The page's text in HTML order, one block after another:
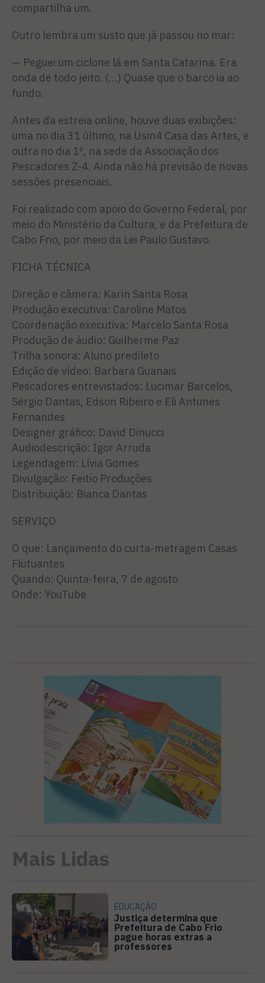
compartilha um.
Outro lembra um susto que já passou no mar:
— Peguei um ciclone lá em Santa Catarina. Era
onda de todo jeito. (...) Quase que o barco ia ao
fundo.
Antes da estreia online, houve duas exibições:
uma no dia 31 último, na Usin4 Casa das Artes, e
outra no dia 1º, na sede da Associação dos
Pescadores Z-4. Ainda não há previsão de novas
sessões presenciais.
Foi realizado com apoio do Governo Federal, por
meio do Ministério da Cultura, e da Prefeitura de
Cabo Frio, por meio da Lei Paulo Gustavo.
FICHA TÉCNICA
Direção e câmera: Karin Santa Rosa
Produção executiva: Caroline Matos
Coordenação executiva: Marcelo Santa Rosa
Produção de áudio: Guilherme Paz
Trilha sonora: Aluno predileto
Edição de vídeo: Barbara Guanais
Pescadores entrevistados: Lucimar Barcelos,
Sérgio Dantas, Edson Ribeiro e Eli Antunes
Fernandes
Designer gráfico: David Dinucci
Audiodescrição: Igor Arruda
Legendagem: Lívia Gomes
Divulgação: Feitio Produções
Distribuição: Bianca Dantas
SERVIÇO
O que: Lançamento do curta-metragem Casas
Flutuantes
Quando: Quinta-feira, 7 de agosto
Onde: YouTube
Mais Lidas
1
EDUCAÇÃO
Justiça determina que
Prefeitura de Cabo Frio
pague horas extras a
professores